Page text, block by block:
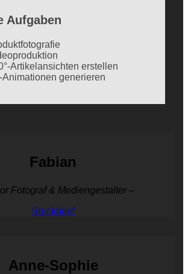
Aufgaben
Artikelansichten erstellen
Animationen generieren
Fabian
Fotograf & Mediengestalter –
Steckbrief
Anne-Sophie